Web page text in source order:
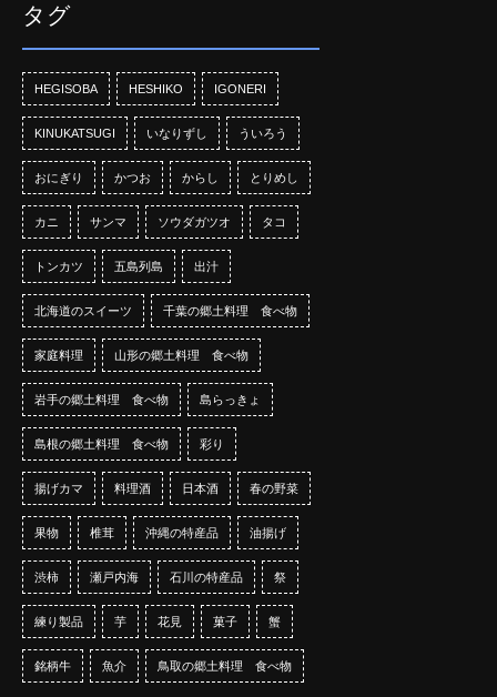
タグ
HEGISOBA HESHIKO IGONERI
KINUKATSUGI いなりずし ういろう
おにぎり かつお からし とりめし
カニ サンマ ソウダガツオ タコ
トンカツ 五島列島 出汁
北海道のスイーツ 千葉の郷土料理 食べ物
家庭料理 山形の郷土料理 食べ物
岩手の郷土料理 食べ物 島らっきょ
島根の郷土料理 食べ物 彩り
揚げカマ 料理酒 日本酒 春の野菜
果物 椎茸 沖縄の特産品 油揚げ
渋柿 瀬戸内海 石川の特産品 祭
練り製品 芋 花見 菓子 蟹
銘柄牛 魚介 鳥取の郷土料理 食べ物